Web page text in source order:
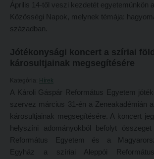
Képzési helyszínek
Budapesti képzési hely
Marosvásárhelyi képzési hely
Mintatantervek
Gyakorlati képzés
KUTATÁS
Történeti áttekintés
Hasznos linkek
Református Pedagógiai Intézet
OKTATÁS
Képzéseink
Képzési helyszínek
Nagykőrösi képzési hely
Budapesti képzési hely
Marosvásárhelyi képzési hely
Április 14-től veszi kezdetét egyetemünkön
Közösségi Napok, melynek témája:
században.
Jótékonysági koncert a szíriai
károsultjainak megsegítésére
Kategória: Hírek
A Károli Gáspár Református Egyetem
szervez március 31-én a Zeneakadémián
károsultjainak megsegítésére. A koncert
helyszíni adományokból befolyt
Református Egyetem és a
Egyház a szíriai Aleppói